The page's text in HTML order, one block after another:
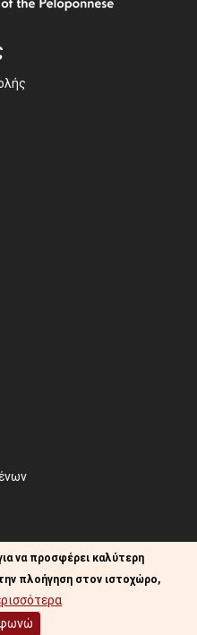
να προσφέρει καλύτερη
πλοήγηση στον ιστοχώρο,